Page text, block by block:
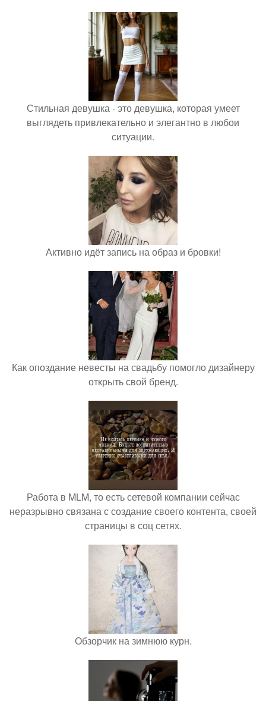
Стильная девушка - это девушка, которая умеет
выглядеть привлекательно и элегантно в любои
ситуации.
Активно идёт запись на образ и бровки!
Как опоздание невесты на свадьбу помогло дизайнеру
открыть свой бренд.
Работа в MLM, то есть сетевой компании сейчас
неразрывно связана с создание своего контента, своей
страницы в соц сетях.
Обзорчик на зимнюю курн.